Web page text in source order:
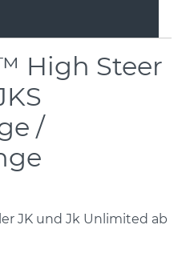
High Steer
/
JK und Jk Unlimited ab